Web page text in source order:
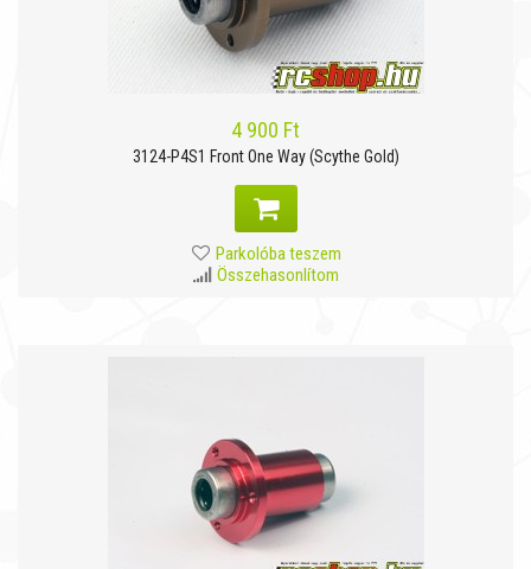
4 900 Ft
3124-P4S1 Front One Way (Scythe Gold)
Parkolóba teszem
Összehasonlítom